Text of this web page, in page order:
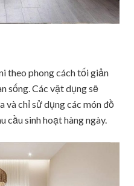
theo phong cách tối giản
sống. Các vật dụng sẽ
chỉ sử dụng các món đồ
cầu sinh hoạt hàng ngày.